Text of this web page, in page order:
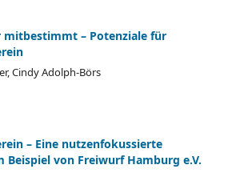
mitbestimmt – Potenziale für
Cindy Adolph-Börs
– Eine nutzenfokussierte
Beispiel von Freiwurf Hamburg e.V.